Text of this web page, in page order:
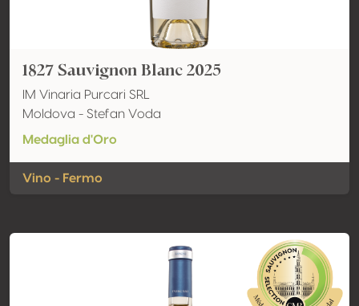
1827 Sauvignon Blanc 2025
IM Vinaria Purcari SRL
Moldova - Stefan Voda
Medaglia d'Oro
Vino - Fermo